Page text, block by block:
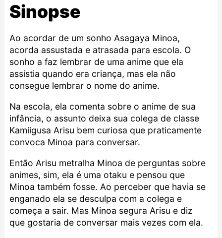
Sinopse
Ao acordar de um sonho Asagaya Minoa,
acorda assustada e atrasada para escola. O
sonho a faz lembrar de uma anime que ela
assistia quando era criança, mas ela não
consegue lembrar o nome do anime.
Na escola, ela comenta sobre o anime de sua
infância, o assunto deixa sua colega de classe
Kamiigusa Arisu bem curiosa que praticamente
convoca Minoa para conversar.
Então Arisu metralha Minoa de perguntas sobre
animes, sim, ela é uma otaku e pensou que
Minoa também fosse. Ao perceber que havia se
enganado ela se desculpa com a colega e
começa a sair. Mas Minoa segura Arisu e diz
que gostaria de conversar mais vezes com ela.